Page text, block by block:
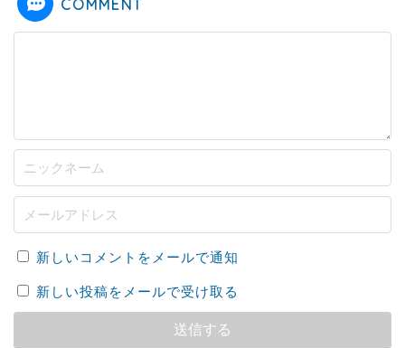
COMMENT
新しいコメントをメールで通知
新しい投稿をメールで受け取る